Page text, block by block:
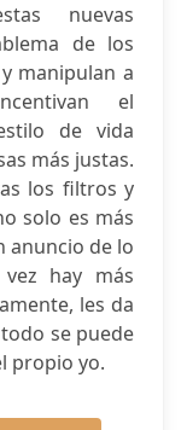
nuevas
de los
manipulan a
el
de vida
más justas.
los filtros y
solo es más
anuncio de lo
hay más
les da
se puede
propio yo.